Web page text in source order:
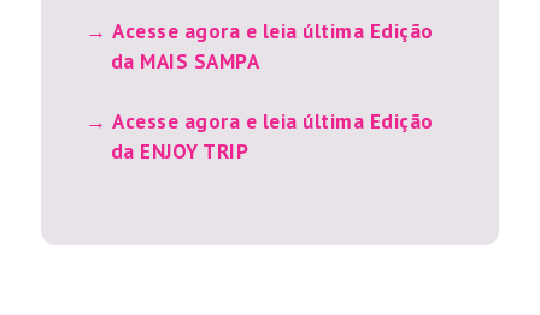
Acesse agora e leia última Edição
da MAIS SAMPA
Acesse agora e leia última Edição
da ENJOY TRIP